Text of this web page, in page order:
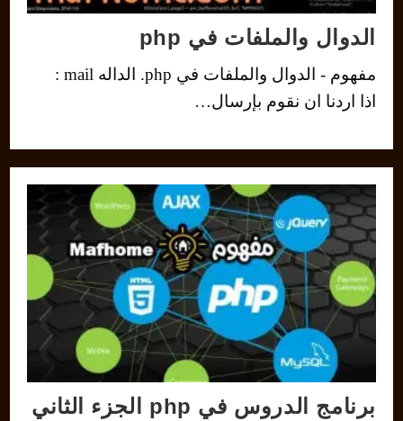
الدوال والملفات في php
مفهوم - الدوال والملفات في php. الداله mail :
اذا اردنا ان نقوم بإرسال…
برنامج الدروس في php الجزء الثاني